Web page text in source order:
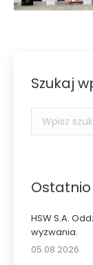
Szukaj
Szukaj:
HSW S.A.
wyzwania.
05.08.2026